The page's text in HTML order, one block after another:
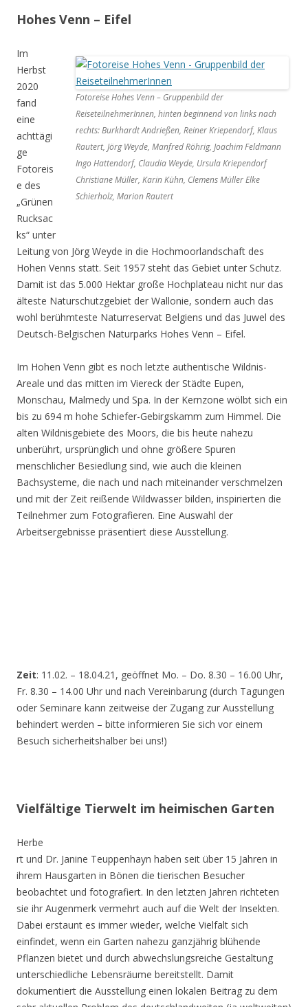
Hohes Venn – Eifel
Fotoreise Hohes Venn – Gruppenbild der
ReiseteilnehmerInnen, hinten beginnend von links nach
rechts: Burkhardt Andrießen, Reiner Kriependorf, Klaus
Rautert, Jörg Weyde, Manfred Röhrig, Joachim Feldmann
Ingo Hattendorf, Claudia Weyde, Ursula Kriependorf
Christiane Müller, Karin Kühn, Clemens Müller Elke
Schierholz, Marion Rautert
Im
Herbst
2020
fand
eine
achttägi
ge
Fotoreis
e des
„Grünen
Rucksac
ks“ unter
Leitung von Jörg Weyde in die Hochmoorlandschaft des
Hohen Venns statt. Seit 1957 steht das Gebiet unter Schutz.
Damit ist das 5.000 Hektar große Hochplateau nicht nur das
älteste Naturschutzgebiet der Wallonie, sondern auch das
wohl berühmteste Naturreservat Belgiens und das Juwel des
Deutsch-Belgischen Naturparks Hohes Venn – Eifel.
Im Hohen Venn gibt es noch letzte authentische Wildnis-
Areale und das mitten im Viereck der Städte Eupen,
Monschau, Malmedy und Spa. In der Kernzone wölbt sich ein
bis zu 694 m hohe Schiefer-Gebirgskamm zum Himmel. Die
alten Wildnisgebiete des Moors, die bis heute nahezu
unberührt, ursprünglich und ohne größere Spuren
menschlicher Besiedlung sind, wie auch die kleinen
Bachsysteme, die nach und nach miteinander verschmelzen
und mit der Zeit reißende Wildwasser bilden, inspirierten die
Teilnehmer zum Fotografieren. Eine Auswahl der
Arbeitsergebnisse präsentiert diese Ausstellung.
Zeit: 11.02. – 18.04.21, geöffnet Mo. – Do. 8.30 – 16.00 Uhr,
Fr. 8.30 – 14.00 Uhr und nach Vereinbarung (durch Tagungen
oder Seminare kann zeitweise der Zugang zur Ausstellung
behindert werden – bitte informieren Sie sich vor einem
Besuch sicherheitshalber bei uns!)
Vielfältige Tierwelt im heimischen Garten
Herbe
rt und Dr. Janine Teuppenhayn haben seit über 15 Jahren in
ihrem Hausgarten in Bönen die tierischen Besucher
beobachtet und fotografiert. In den letzten Jahren richteten
sie ihr Augenmerk vermehrt auch auf die Welt der Insekten.
Dabei erstaunt es immer wieder, welche Vielfalt sich
einfindet, wenn ein Garten nahezu ganzjährig blühende
Pflanzen bietet und durch abwechslungsreiche Gestaltung
unterschiedliche Lebensräume bereitstellt. Damit
dokumentiert die Ausstellung einen lokalen Beitrag zu dem